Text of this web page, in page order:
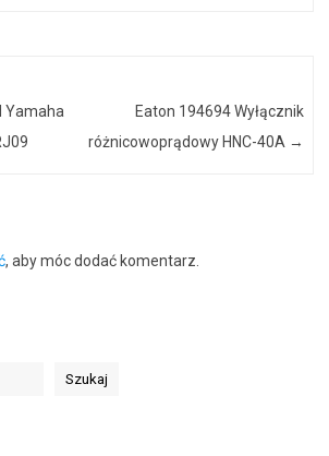
Yamaha
Eaton 194694 Wyłącznik
różnicowoprądowy HNC-40A →
, aby móc dodać komentarz.
Szukaj